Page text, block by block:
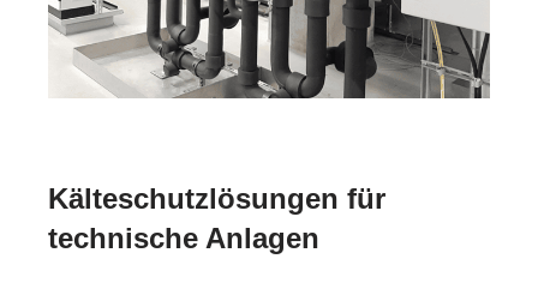
Kälteschutzlösungen für
technische Anlagen